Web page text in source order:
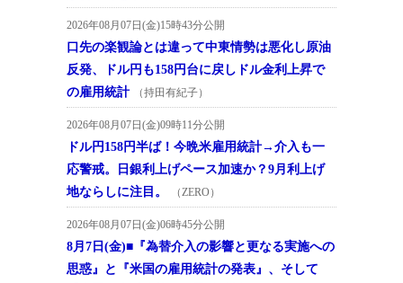
2026年08月07日(金)15時43分公開
口先の楽観論とは違って中東情勢は悪化し原油
反発、ドル円も158円台に戻しドル金利上昇で
の雇用統計
（持田有紀子）
2026年08月07日(金)09時11分公開
ドル円158円半ば！今晩米雇用統計→介入も一
応警戒。日銀利上げペース加速か？9月利上げ
地ならしに注目。
（ZERO）
2026年08月07日(金)06時45分公開
8月7日(金)■『為替介入の影響と更なる実施への
思惑』と『米国の雇用統計の発表』、そして